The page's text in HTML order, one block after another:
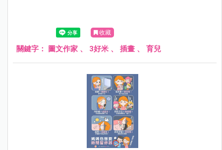
收藏
關鍵字： 圖文作家 、 3好米 、 插畫 、 育兒